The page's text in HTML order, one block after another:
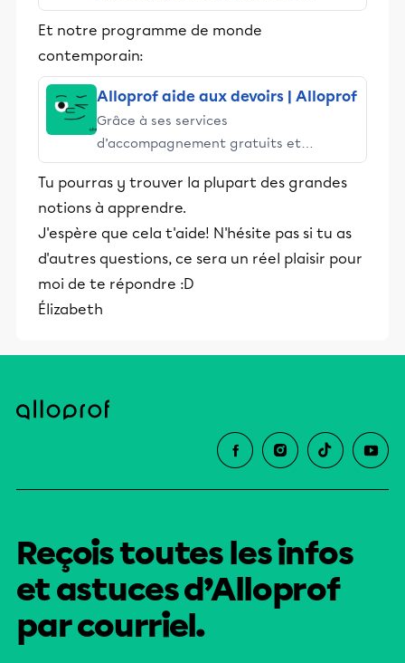
stimulants, Alloprof engage les élèves
et leurs parents dans la réussite
éducative.
Et notre programme de monde
contemporain:
Alloprof aide aux devoirs | Alloprof
Grâce à ses services
d’accompagnement gratuits et
stimulants, Alloprof engage les élèves
et leurs parents dans la réussite
éducative.
Tu pourras y trouver la plupart des grandes
notions à apprendre.
J'espère que cela t'aide! N'hésite pas si tu as
d'autres questions, ce sera un réel plaisir pour
moi de te répondre :D
Élizabeth
Reçois toutes les infos
et astuces d’Alloprof
par courriel.